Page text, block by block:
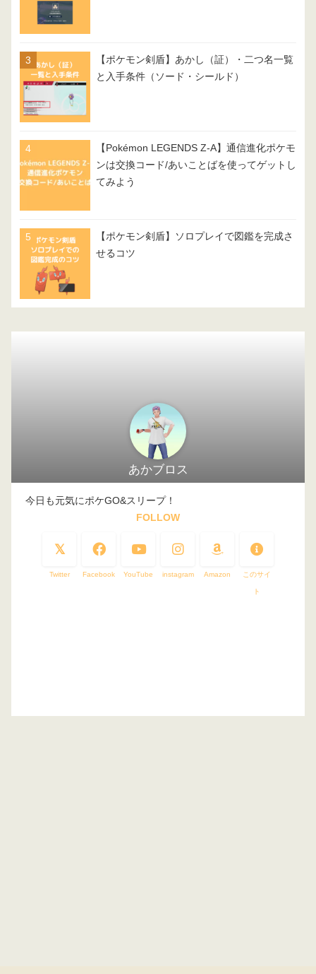
【ポケモン剣盾】あかし（証）・二つ名一覧
と入手条件（ソード・シールド）
【Pokémon LEGENDS Z-A】通信進化ポケモ
ンは交換コード/あいことばを使ってゲットし
てみよう
【ポケモン剣盾】ソロプレイで図鑑を完成さ
せるコツ
あかブロス
今日も元気にポケGO&スリープ！
FOLLOW
Twitter Facebook YouTube instagram Amazon このサイ
ト